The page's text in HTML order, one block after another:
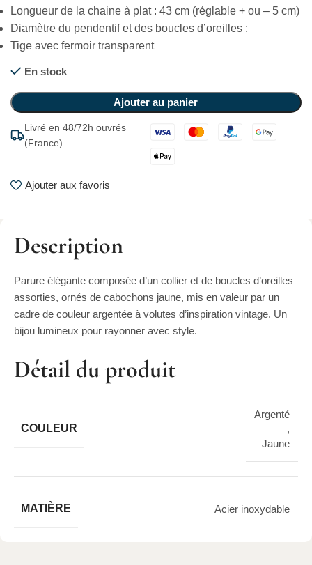
Longueur de la chaine à plat : 43 cm (réglable + ou – 5 cm)
Diamètre du pendentif et des boucles d’oreilles :
Tige avec fermoir transparent
En stock
Ajouter au panier
Livré en 48/72h ouvrés
(France)
Ajouter aux favoris
Détail du produit
COULEUR
Argenté
,
Jaune
MATIÈRE Acier inoxydable
Description
Parure élégante composée d’un collier et de boucles d’oreilles
assorties, ornés de cabochons jaune, mis en valeur par un
cadre de couleur argentée à volutes d’inspiration vintage. Un
bijou lumineux pour rayonner avec style.